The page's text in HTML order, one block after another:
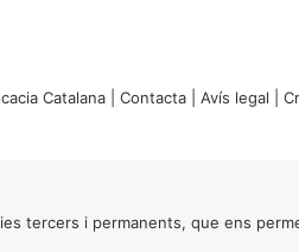
Catalana | Contacta Avís legal |
tercers i permanents, que ens